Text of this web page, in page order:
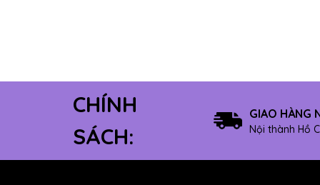
8" Không keo
Máy mài dây
#4000
#5000
CHÍNH
SÁCH:
GIAO HÀNG
Nội thành Hồ